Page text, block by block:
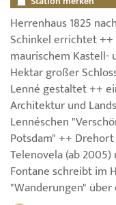
Herrenhaus 1825
Schinkel errichtet
maurischem Kastell-
Hektar großer
Lenné gestaltet ++
Architektur und
Lennéschen
Potsdam" ++ Drehort
Telenovela (ab
Fontane schreibt im
"Wanderungen" über